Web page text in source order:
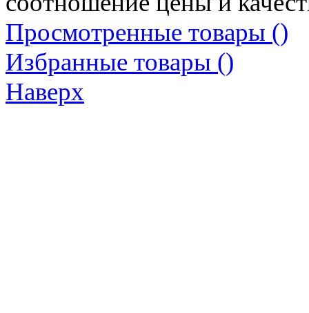
Просмотренные товары ()
Избранные товары ()
Наверх